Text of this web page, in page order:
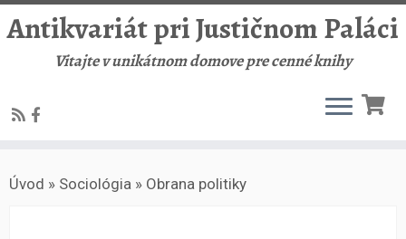
to
Antikvariát pri Justičnom Paláci
Vitajte v unikátnom domove pre cenné knihy
Úvod » Sociológia » Obrana politiky